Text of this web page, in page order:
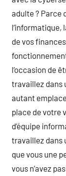
adulte ? Parce
de vos
l’occasion de
travaillez dans
autant
place de votre
d’équipe
travaillez dans
que vous une
vous n’avez